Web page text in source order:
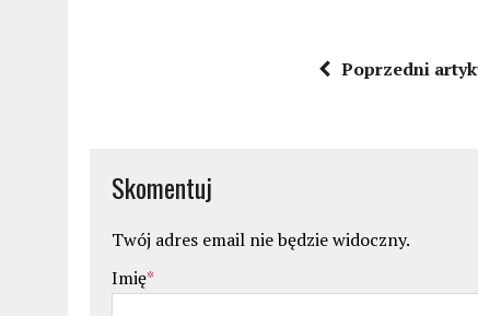
Poprzedni
Skomentuj
Twój adres email nie będzie widoczny.
Imię*